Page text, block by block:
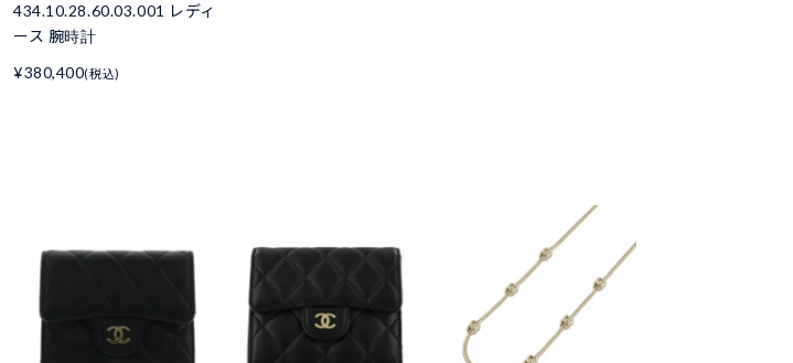
434.10.28.60.03.001 レディ
ース 腕時計
¥380,400(税込)